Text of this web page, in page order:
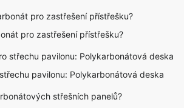
pro zastřešení přístřešku?
pavilonu: Polykarbonátová deska